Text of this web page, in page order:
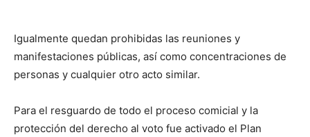
Igualmente quedan prohibidas las reuniones y
manifestaciones públicas, así como concentraciones de
personas y cualquier otro acto similar.
Para el resguardo de todo el proceso comicial y la
protección del derecho al voto fue activado el Plan